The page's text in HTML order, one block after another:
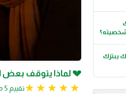
شخصيته؟
يبتزك
💔 لماذا يتوقف بعض
تقييم 5 من 5.